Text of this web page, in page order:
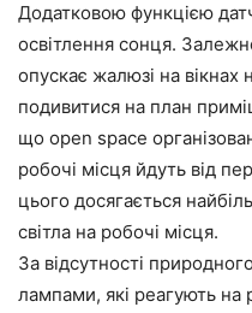
Додатковою функцією
освітлення сонця.
опускає жалюзі на
подивитися на план
що open space
робочі місця йдуть від
цього досягається
світла на робочі місця.
За відсутності
лампами, які реагують на